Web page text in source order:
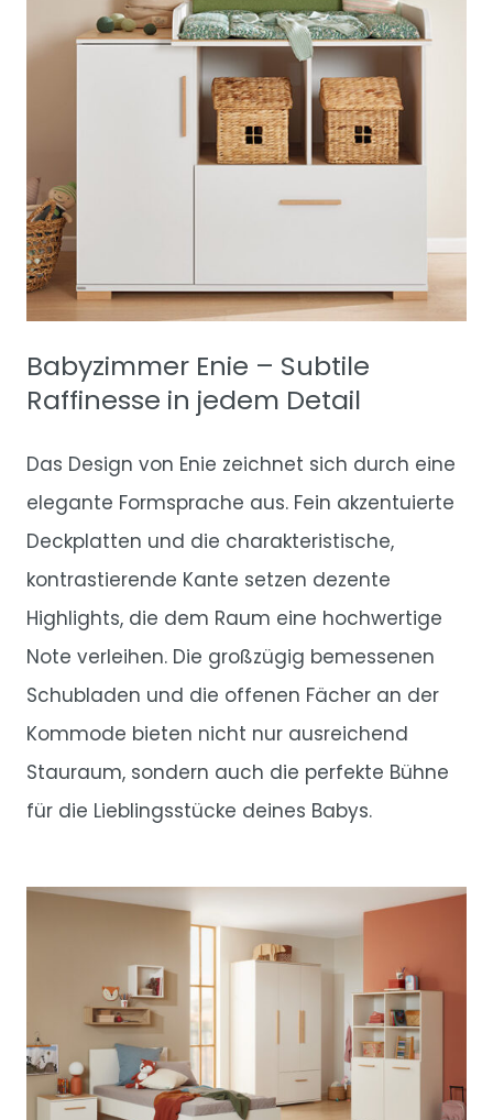
Babyzimmer Enie – Subtile
Raffinesse in jedem Detail
Das Design von Enie zeichnet sich durch eine
elegante Formsprache aus. Fein akzentuierte
Deckplatten und die charakteristische,
kontrastierende Kante setzen dezente
Highlights, die dem Raum eine hochwertige
Note verleihen. Die großzügig bemessenen
Schubladen und die offenen Fächer an der
Kommode bieten nicht nur ausreichend
Stauraum, sondern auch die perfekte Bühne
für die Lieblingsstücke deines Babys.